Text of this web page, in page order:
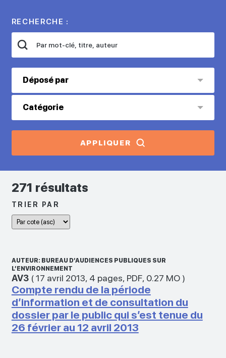
RECHERCHE :
Déposé par
Catégorie
APPLIQUER
271 résultats
TRIER PAR
AUTEUR: BUREAU D’AUDIENCES PUBLIQUES SUR
L’ENVIRONNEMENT
AV3(17 avril 2013, 4 pages, PDF, 0.27 MO)
Compte rendu de la période
d’information et de consultation du
dossier par le public qui s’est tenue du
26 février au 12 avril 2013